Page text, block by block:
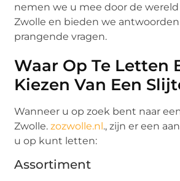
nemen we u mee door de
Zwolle en bieden we
prangende vragen.
Waar Op Te Letten
Kiezen Van Een
Wanneer u op zoek bent naar
Zwolle.zozwolle.nl., zijn er een
u op kunt letten:
Assortiment